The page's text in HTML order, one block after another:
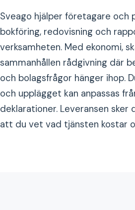
Sveago hjälper företagare och
bokföring, redovisning och
verksamheten. Med ekonomi,
sammanhållen rådgivning där
och bolagsfrågor hänger ihop.
och upplägget kan anpassas
deklarationer. Leveransen
att du vet vad tjänsten kostar